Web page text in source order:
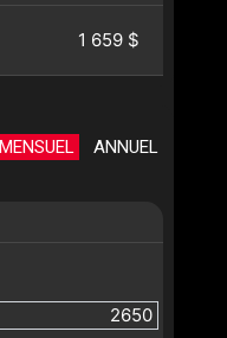
1 659 $
MENSUEL ANNUEL